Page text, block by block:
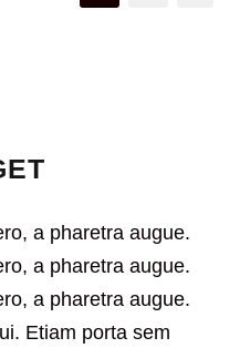
a pharetra augue.
a pharetra augue.
a pharetra augue.
Etiam porta sem